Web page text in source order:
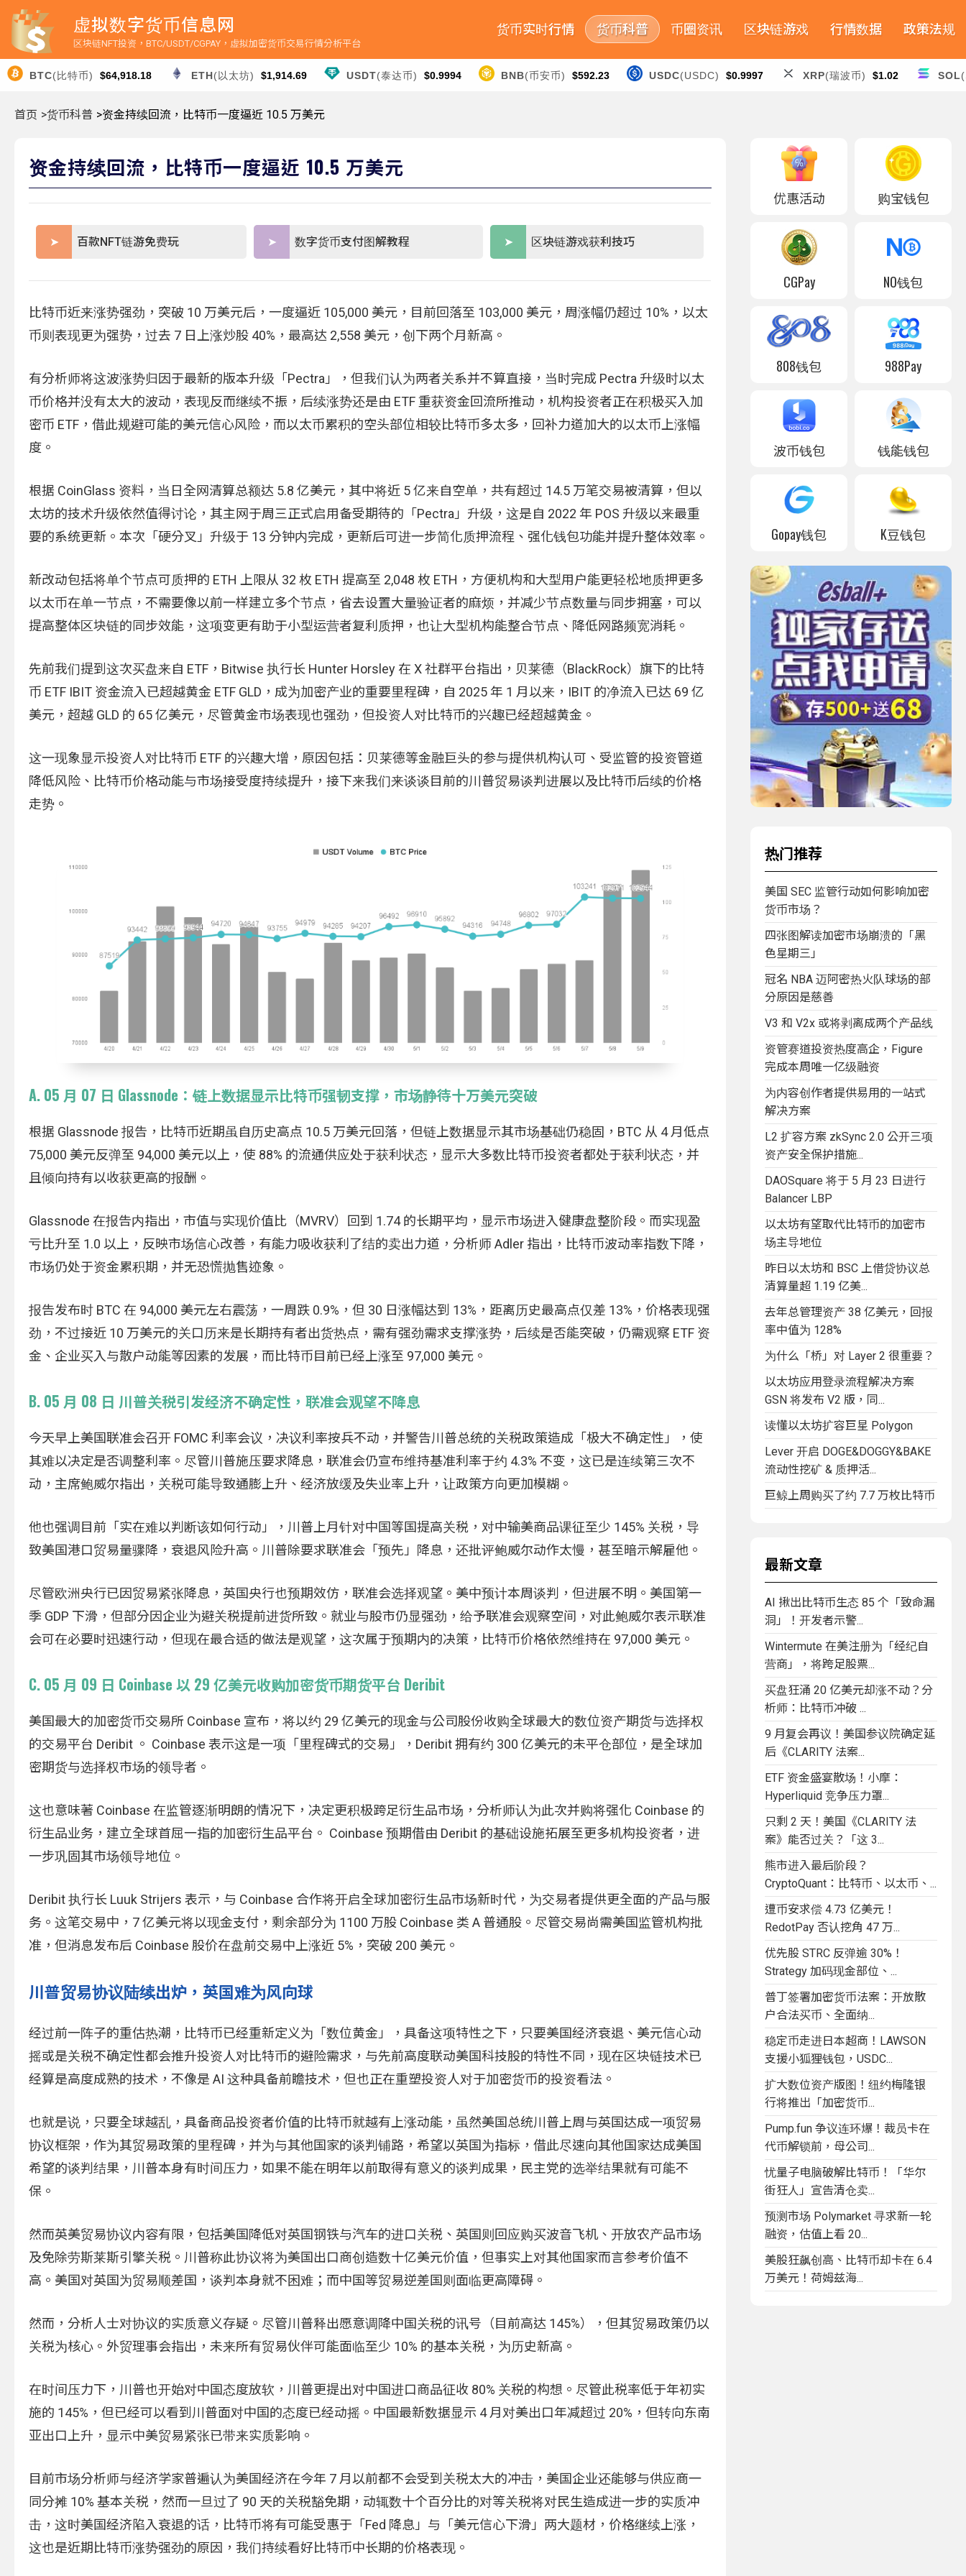
虚拟数字货币信息网
区块链NFT投资，BTC/USDT/CGPAY，虚拟加密货币交易行情分析平台
货币实时行情 货币科普 币圈资讯 区块链游戏 行情数据 政策法规
BTC(比特币) $64,918.18 ETH(以太坊) $1,914.69 USDT(泰达币) $0.9994 BNB(币安币) $592.23 USDC(USDC) $0.9997 XRP(瑞波币) $1.02 SOL
首页 >货币科普 >资金持续回流，比特币一度逼近 10.5 万美元
资金持续回流，比特币一度逼近 10.5 万美元
百款NFT链游免费玩 数字货币支付图解教程 区块链游戏获利技巧
比特币近来涨势强劲，突破 10 万美元后，一度逼近 105,000 美元，目前回落至 103,000 美元，周涨幅仍超过 10%，以太
币则表现更为强势，过去 7 日上涨炒股 40%，最高达 2,558 美元，创下两个月新高。
有分析师将这波涨势归因于最新的版本升级「Pectra」，但我们认为两者关系并不算直接，当时完成 Pectra 升级时以太
币价格并没有太大的波动，表现反而继续不振，后续涨势还是由 ETF 重获资金回流所推动，机构投资者正在积极买入加
密币 ETF，借此规避可能的美元信心风险，而以太币累积的空头部位相较比特币多太多，回补力道加大的以太币上涨幅
度。
根据 CoinGlass 资料，当日全网清算总额达 5.8 亿美元，其中将近 5 亿来自空单，共有超过 14.5 万笔交易被清算，但以
太坊的技术升级依然值得讨论，其主网于周三正式启用备受期待的「Pectra」升级，这是自 2022 年 POS 升级以来最重
要的系统更新。本次「硬分叉」升级于 13 分钟内完成，更新后可进一步简化质押流程、强化钱包功能并提升整体效率。
新改动包括将单个节点可质押的 ETH 上限从 32 枚 ETH 提高至 2,048 枚 ETH，方便机构和大型用户能更轻松地质押更多
以太币在单一节点，不需要像以前一样建立多个节点，省去设置大量验证者的麻烦，并减少节点数量与同步拥塞，可以
提高整体区块链的同步效能，这项变更有助于小型运营者复利质押，也让大型机构能整合节点、降低网路频宽消耗。
先前我们提到这次买盘来自 ETF，Bitwise 执行长 Hunter Horsley 在 X 社群平台指出，贝莱德（BlackRock）旗下的比特
币 ETF IBIT 资金流入已超越黄金 ETF GLD，成为加密产业的重要里程碑，自 2025 年 1 月以来，IBIT 的净流入已达 69 亿
美元，超越 GLD 的 65 亿美元，尽管黄金市场表现也强劲，但投资人对比特币的兴趣已经超越黄金。
这一现象显示投资人对比特币 ETF 的兴趣大增，原因包括：贝莱德等金融巨头的参与提供机构认可、受监管的投资管道
降低风险、比特币价格动能与市场接受度持续提升，接下来我们来谈谈目前的川普贸易谈判进展以及比特币后续的价格
走势。
A. 05 月 07 日 Glassnode：链上数据显示比特币强韧支撑，市场静待十万美元突破
根据 Glassnode 报告，比特币近期虽自历史高点 10.5 万美元回落，但链上数据显示其市场基础仍稳固，BTC 从 4 月低点
75,000 美元反弹至 94,000 美元以上，使 88% 的流通供应处于获利状态，显示大多数比特币投资者都处于获利状态，并
且倾向持有以收获更高的报酬。
Glassnode 在报告内指出，市值与实现价值比（MVRV）回到 1.74 的长期平均，显示市场进入健康盘整阶段。而实现盈
亏比升至 1.0 以上，反映市场信心改善，有能力吸收获利了结的卖出力道，分析师 Adler 指出，比特币波动率指数下降，
市场仍处于资金累积期，并无恐慌抛售迹象。
报告发布时 BTC 在 94,000 美元左右震荡，一周跌 0.9%，但 30 日涨幅达到 13%，距离历史最高点仅差 13%，价格表现强
劲，不过接近 10 万美元的关口历来是长期持有者出货热点，需有强劲需求支撑涨势，后续是否能突破，仍需观察 ETF 资
金、企业买入与散户动能等因素的发展，而比特币目前已经上涨至 97,000 美元。
B. 05 月 08 日 川普关税引发经济不确定性，联准会观望不降息
今天早上美国联准会召开 FOMC 利率会议，决议利率按兵不动，并警告川普总统的关税政策造成「极大不确定性」，使
其难以决定是否调整利率。尽管川普施压要求降息，联准会仍宣布维持基准利率于约 4.3% 不变，这已是连续第三次不
动，主席鲍威尔指出，关税可能导致通膨上升、经济放缓及失业率上升，让政策方向更加模糊。
他也强调目前「实在难以判断该如何行动」，川普上月针对中国等国提高关税，对中输美商品课征至少 145% 关税，导
致美国港口贸易量骤降，衰退风险升高。川普除要求联准会「预先」降息，还批评鲍威尔动作太慢，甚至暗示解雇他。
尽管欧洲央行已因贸易紧张降息，英国央行也预期效仿，联准会选择观望。美中预计本周谈判，但进展不明。美国第一
季 GDP 下滑，但部分因企业为避关税提前进货所致。就业与股市仍显强劲，给予联准会观察空间，对此鲍威尔表示联准
会可在必要时迅速行动，但现在最合适的做法是观望，这次属于预期内的决策，比特币价格依然维持在 97,000 美元。
C. 05 月 09 日 Coinbase 以 29 亿美元收购加密货币期货平台 Deribit
美国最大的加密货币交易所 Coinbase 宣布，将以约 29 亿美元的现金与公司股份收购全球最大的数位资产期货与选择权
的交易平台 Deribit 。 Coinbase 表示这是一项「里程碑式的交易」，Deribit 拥有约 300 亿美元的未平仓部位，是全球加
密期货与选择权市场的领导者。
这也意味著 Coinbase 在监管逐渐明朗的情况下，决定更积极跨足衍生品市场，分析师认为此次并购将强化 Coinbase 的
衍生品业务，建立全球首屈一指的加密衍生品平台。 Coinbase 预期借由 Deribit 的基础设施拓展至更多机构投资者，进
一步巩固其市场领导地位。
Deribit 执行长 Luuk Strijers 表示，与 Coinbase 合作将开启全球加密衍生品市场新时代，为交易者提供更全面的产品与服
务。这笔交易中，7 亿美元将以现金支付，剩余部分为 1100 万股 Coinbase 类 A 普通股。尽管交易尚需美国监管机构批
准，但消息发布后 Coinbase 股价在盘前交易中上涨近 5%，突破 200 美元。
川普贸易协议陆续出炉，英国难为风向球
经过前一阵子的重估热潮，比特币已经重新定义为「数位黄金」，具备这项特性之下，只要美国经济衰退、美元信心动
摇或是关税不确定性都会推升投资人对比特币的避险需求，与先前高度联动美国科技股的特性不同，现在区块链技术已
经算是高度成熟的技术，不像是 AI 这种具备前瞻技术，但也正在重塑投资人对于加密货币的投资看法。
也就是说，只要全球越乱，具备商品投资者价值的比特币就越有上涨动能，虽然美国总统川普上周与英国达成一项贸易
协议框架，作为其贸易政策的里程碑，并为与其他国家的谈判铺路，希望以英国为指标，借此尽速向其他国家达成美国
希望的谈判结果，川普本身有时间压力，如果不能在明年以前取得有意义的谈判成果，民主党的选举结果就有可能不
保。
然而英美贸易协议内容有限，包括美国降低对英国钢铁与汽车的进口关税、英国则回应购买波音飞机、开放农产品市场
及免除劳斯莱斯引擎关税。川普称此协议将为美国出口商创造数十亿美元价值，但事实上对其他国家而言参考价值不
高。美国对英国为贸易顺差国，谈判本身就不困难；而中国等贸易逆差国则面临更高障碍。
然而，分析人士对协议的实质意义存疑。尽管川普释出愿意调降中国关税的讯号（目前高达 145%），但其贸易政策仍以
关税为核心。外贸理事会指出，未来所有贸易伙伴可能面临至少 10% 的基本关税，为历史新高。
在时间压力下，川普也开始对中国态度放软，川普更提出对中国进口商品征收 80% 关税的构想。尽管此税率低于年初实
施的 145%，但已经可以看到川普面对中国的态度已经动摇。中国最新数据显示 4 月对美出口年减超过 20%，但转向东南
亚出口上升，显示中美贸易紧张已带来实质影响。
目前市场分析师与经济学家普遍认为美国经济在今年 7 月以前都不会受到关税太大的冲击，美国企业还能够与供应商一
同分摊 10% 基本关税，然而一旦过了 90 天的关税豁免期，动辄数十个百分比的对等关税将对民生造成进一步的实质冲
击，这时美国经济陷入衰退的话，比特币将有可能受惠于「Fed 降息」与「美元信心下滑」两大题材，价格继续上涨，
这也是近期比特币涨势强劲的原因，我们持续看好比特币中长期的价格表现。
优惠活动 购宝钱包
CGPay NO钱包
808钱包 988Pay
波币钱包 钱能钱包
Gopay钱包 K豆钱包
热门推荐
美国 SEC 监管行动如何影响加密
货币市场？
四张图解读加密市场崩溃的「黑
色星期三」
冠名 NBA 迈阿密热火队球场的部
分原因是慈善
V3 和 V2x 或将剥离成两个产品线
资管赛道投资热度高企，Figure
完成本周唯一亿级融资
为内容创作者提供易用的一站式
解决方案
L2 扩容方案 zkSync 2.0 公开三项
资产安全保护措施...
DAOSquare 将于 5 月 23 日进行
Balancer LBP
以太坊有望取代比特币的加密市
场主导地位
昨日以太坊和 BSC 上借贷协议总
清算量超 1.19 亿美...
去年总管理资产 38 亿美元，回报
率中值为 128%
为什么「桥」对 Layer 2 很重要？
以太坊应用登录流程解决方案
GSN 将发布 V2 版，同...
读懂以太坊扩容巨星 Polygon
Lever 开启 DOGE&DOGGY&BAKE
流动性挖矿 & 质押活...
巨鲸上周购买了约 7.7 万枚比特币
最新文章
AI 揪出比特币生态 85 个「致命漏
洞」！开发者示警...
Wintermute 在美注册为「经纪自
营商」，将跨足股票...
买盘狂涌 20 亿美元却涨不动？分
析师：比特币冲破 ...
9 月复会再议！美国参议院确定延
后《CLARITY 法案...
ETF 资金盛宴散场！小摩：
Hyperliquid 竞争压力罩...
只剩 2 天！美国《CLARITY 法
案》能否过关？「这 3...
熊市进入最后阶段？
CryptoQuant：比特币、以太币、...
遭币安求偿 4.73 亿美元！
RedotPay 否认挖角 47 万...
优先股 STRC 反弹逾 30%！
Strategy 加码现金部位、...
普丁签署加密货币法案：开放散
户合法买币、全面纳...
稳定币走进日本超商！LAWSON
支援小狐狸钱包，USDC...
扩大数位资产版图！纽约梅隆银
行将推出「加密货币...
Pump.fun 争议连环爆！裁员卡在
代币解锁前，母公司...
忧量子电脑破解比特币！「华尔
街狂人」宣告清仓卖...
预测市场 Polymarket 寻求新一轮
融资，估值上看 20...
美股狂飙创高、比特币却卡在 6.4
万美元！荷姆兹海...